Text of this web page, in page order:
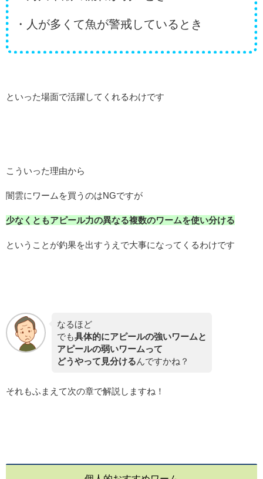
・人が多くて魚が警戒しているとき
といった場面で活躍してくれるわけです
こういった理由から
闇雲にワームを買うのはNGですが
少なくともアピール力の異なる複数のワームを使い分ける
ということが釣果を出すうえで大事になってくるわけです
なるほど
でも具体的にアピールの強いワームと
アピールの弱いワームって
どうやって見分けるんですかね？
それもふまえて次の章で解説しますね！